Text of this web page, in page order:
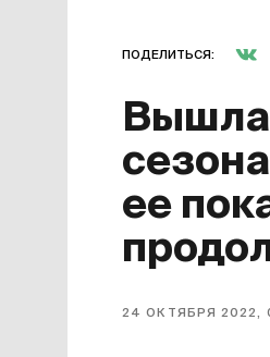
ПОДЕЛИТЬСЯ:
Вышла
ее
24 ОКТЯБРЯ 2022,